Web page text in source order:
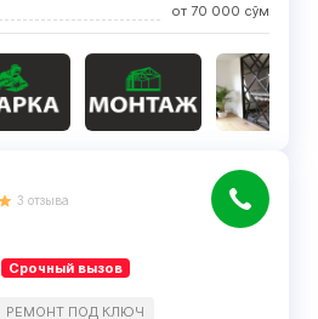
от 70 000 сўм
3 отзыва
Срочный вызов
РЕМОНТ ПОД КЛЮЧ